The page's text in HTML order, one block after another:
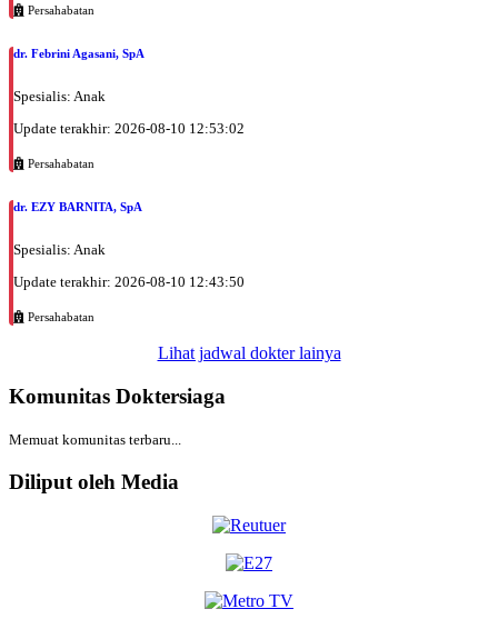
Persahabatan
dr. Febrini Agasani, SpA
Spesialis: Anak
Update terakhir: 2026-08-10 12:53:02
Persahabatan
dr. EZY BARNITA, SpA
Spesialis: Anak
Update terakhir: 2026-08-10 12:43:50
Persahabatan
Lihat jadwal dokter lainya
Komunitas Doktersiaga
Memuat komunitas terbaru...
Diliput oleh Media